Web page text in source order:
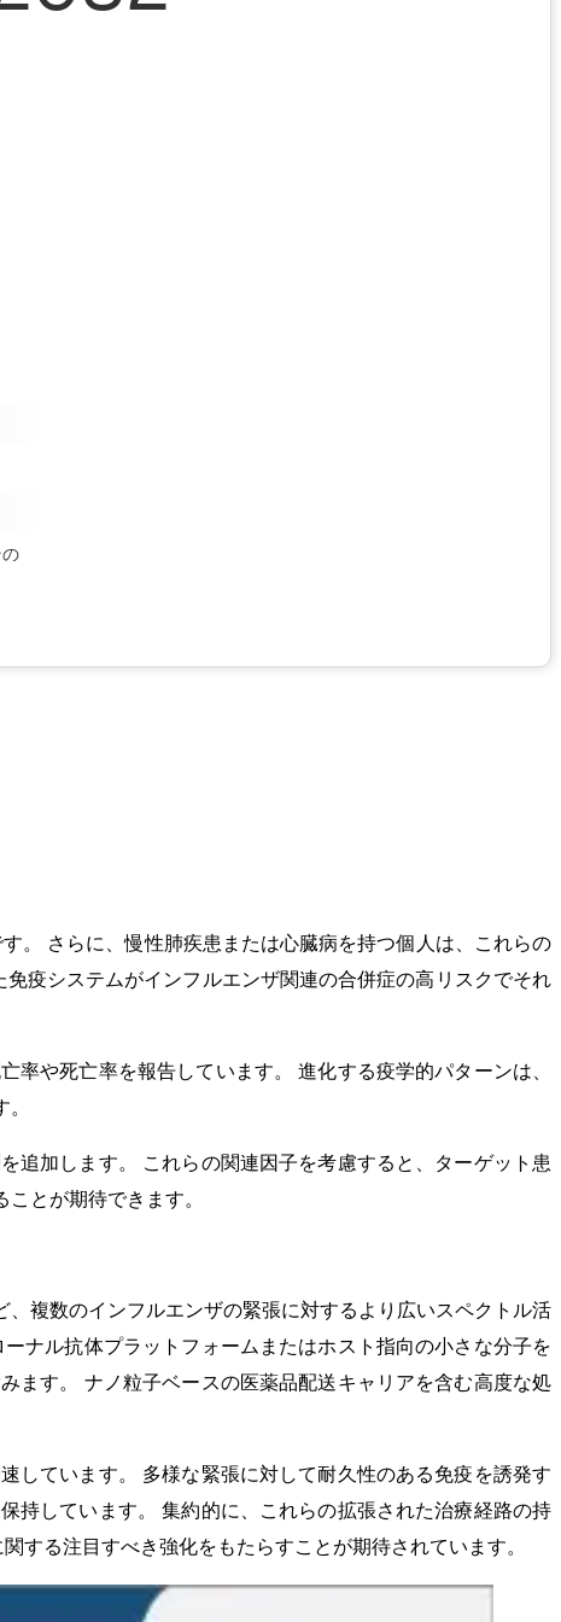
。 さらに、慢性肺疾患または心臓病を持つ個人は、これらの
疫システムがインフルエンザ関連の合併症の高リスクでそれ
や死亡率を報告しています。 進化する疫学的パターンは、
追加します。 これらの関連因子を考慮すると、ターゲット患
とが期待できます。
複数のインフルエンザの緊張に対するより広いスペクトル活
ナル抗体プラットフォームまたはホスト指向の小さな分子を
ます。 ナノ粒子ベースの医薬品配送キャリアを含む高度な処
しています。 多様な緊張に対して耐久性のある免疫を誘発す
持しています。 集約的に、これらの拡張された治療経路の持
る注目すべき強化をもたらすことが期待されています。